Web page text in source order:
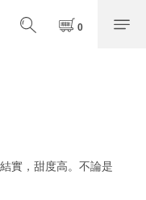
實，甜度高。不論是